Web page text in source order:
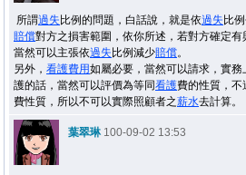
所謂過失 比例的問題，白話說，就是依過失 比
賠償對方之損害範圍，依你所述，若對方確定有
當然可以主張依過失 比例減少賠償。
另外， 看護費用如屬必要，當然可以請求，實務
護的話，當然可以評價為等同看護費的性質，不
費性質，所以不可以實際照顧者之薪水去計算。
葉翠琳100-09-02 13:53